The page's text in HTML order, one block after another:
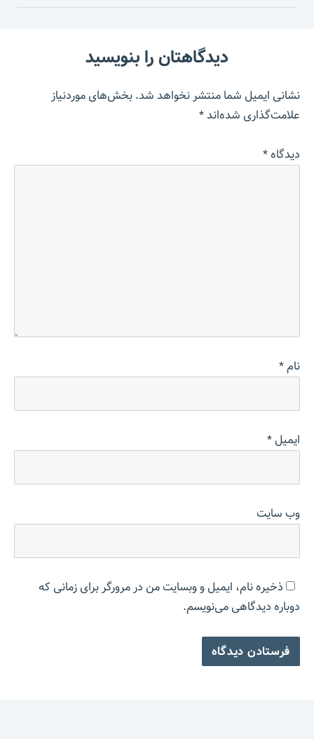
دیدگاهتان را بنویسید
نشانی ایمیل شما منتشر نخواهد شد.بخش‌های موردنیاز
علامت‌گذاری شده‌اند*
دیدگاه*
نام*
ایمیل*
وب‌ سایت
ذخیره نام، ایمیل و وبسایت من در مرورگر برای زمانی که
دوباره دیدگاهی می‌نویسم.